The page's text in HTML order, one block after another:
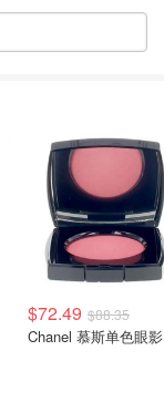
$72.49 $88.35
Chanel 慕斯单色眼影